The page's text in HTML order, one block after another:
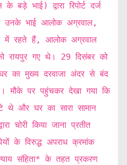
भाई) द्वारा रिपोर्ट दर्ज
उनके भाई आलोक अग्रवाल,
में रहते हैं, आलोक अग्रवाल
रायपुर गए थे। 29 दिसंबर को
का मुख्य दरवाजा अंदर से बंद
मौके पर पहुंचकर देखा गया कि
थे और घर का सारा सामान
चोरी किया जाना प्रतीत
के विरुद्ध अपराध क्रमांक
संहिता* के तहत प्रकरण